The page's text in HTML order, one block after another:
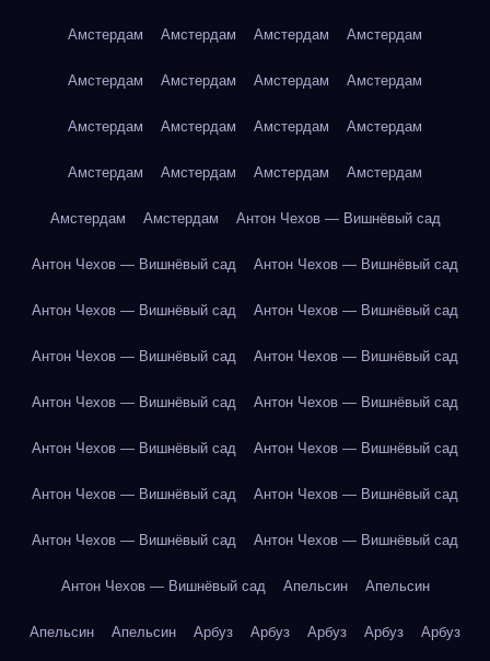
Амстердам Амстердам Амстердам Амстердам
Амстердам Амстердам Амстердам Амстердам
Амстердам Амстердам Амстердам Амстердам
Амстердам Амстердам Амстердам Амстердам
Амстердам Амстердам Антон Чехов — Вишнёвый сад
Антон Чехов — Вишнёвый сад Антон Чехов — Вишнёвый сад
Антон Чехов — Вишнёвый сад Антон Чехов — Вишнёвый сад
Антон Чехов — Вишнёвый сад Антон Чехов — Вишнёвый сад
Антон Чехов — Вишнёвый сад Антон Чехов — Вишнёвый сад
Антон Чехов — Вишнёвый сад Антон Чехов — Вишнёвый сад
Антон Чехов — Вишнёвый сад Антон Чехов — Вишнёвый сад
Антон Чехов — Вишнёвый сад Антон Чехов — Вишнёвый сад
Антон Чехов — Вишнёвый сад Апельсин Апельсин
Апельсин Апельсин Арбуз Арбуз Арбуз Арбуз Арбуз